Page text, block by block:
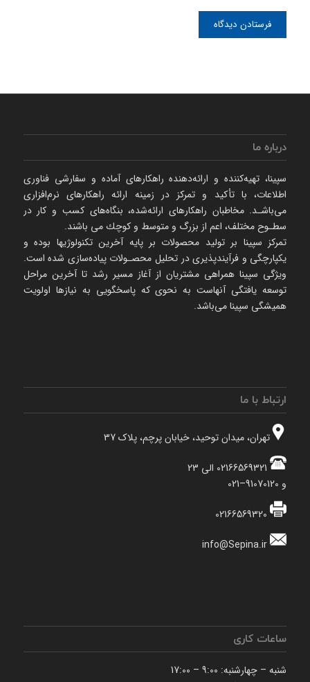
درباره ما
سپینا، تهیه‌كننده و ارائه‌‌دهنده راهكارهای آماده و سفارشی فناوری
اطلاعات، با تأكید و تمركز در زمینه ارائه راهکارهای نرم‌‌افزاری
می‌باشـد. مخاطبان راهكارهای ارائه‌شده، بنگاه‌های كسب و كار در
سطـوح مختلف، اعم از بزرگ و متوسط و كوچك می‌ باشند.
تمرکز سپینا بر تولید محصولات بر پایه آخرین تکنولوژیها بوده و
یکپارچگی و فرآیندپذیری در تحلیل محصـولات پیاده‌سازی شده است.
ویژگی سپینا همراهی مشتریان از آغاز مسیر رشد تا آخرین مراحل
توسعه یافتگی آنهاست به نحوی که پاسخگویی به نیازها اولویت
همیشگی سپینا می‌باشد.
ارتباط با ما
تهران، میدان توحید، خیابان پرچم، پلاک 37
و 91070120–021
02166569320
info@Sepina.ir
ساعات کاری
شنبه – چهارشنبه: 9:00 – 17:00